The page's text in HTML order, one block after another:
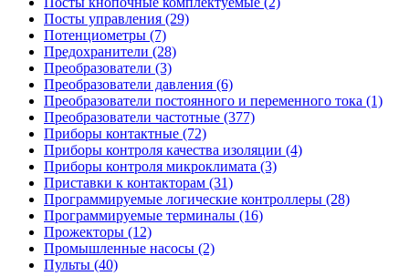
Посты управления (29)
Потенциометры (7)
Предохранители (28)
Преобразователи (3)
Преобразователи давления (6)
Преобразователи постоянного и переменного тока (1)
Преобразователи частотные (377)
Приборы контактные (72)
Приборы контроля качества изоляции (4)
Приборы контроля микроклимата (3)
Приставки к контакторам (31)
Программируемые логические контроллеры (28)
Программируемые терминалы (16)
Прожекторы (12)
Промышленные насосы (2)
Пульты (40)